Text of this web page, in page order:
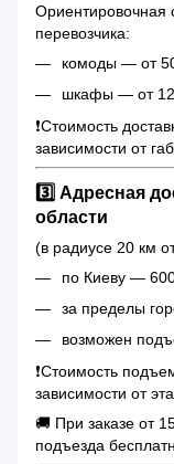
Ориентировочная
перевозчика:
комоды — от
шкафы — от
❗️Стоимость
зависимости от
3️⃣ Адресная
области
(в радиусе 20 км
по Киеву —
за пределы
возможен
❗️Стоимость
зависимости от
🚚 При заказе от
подъезда